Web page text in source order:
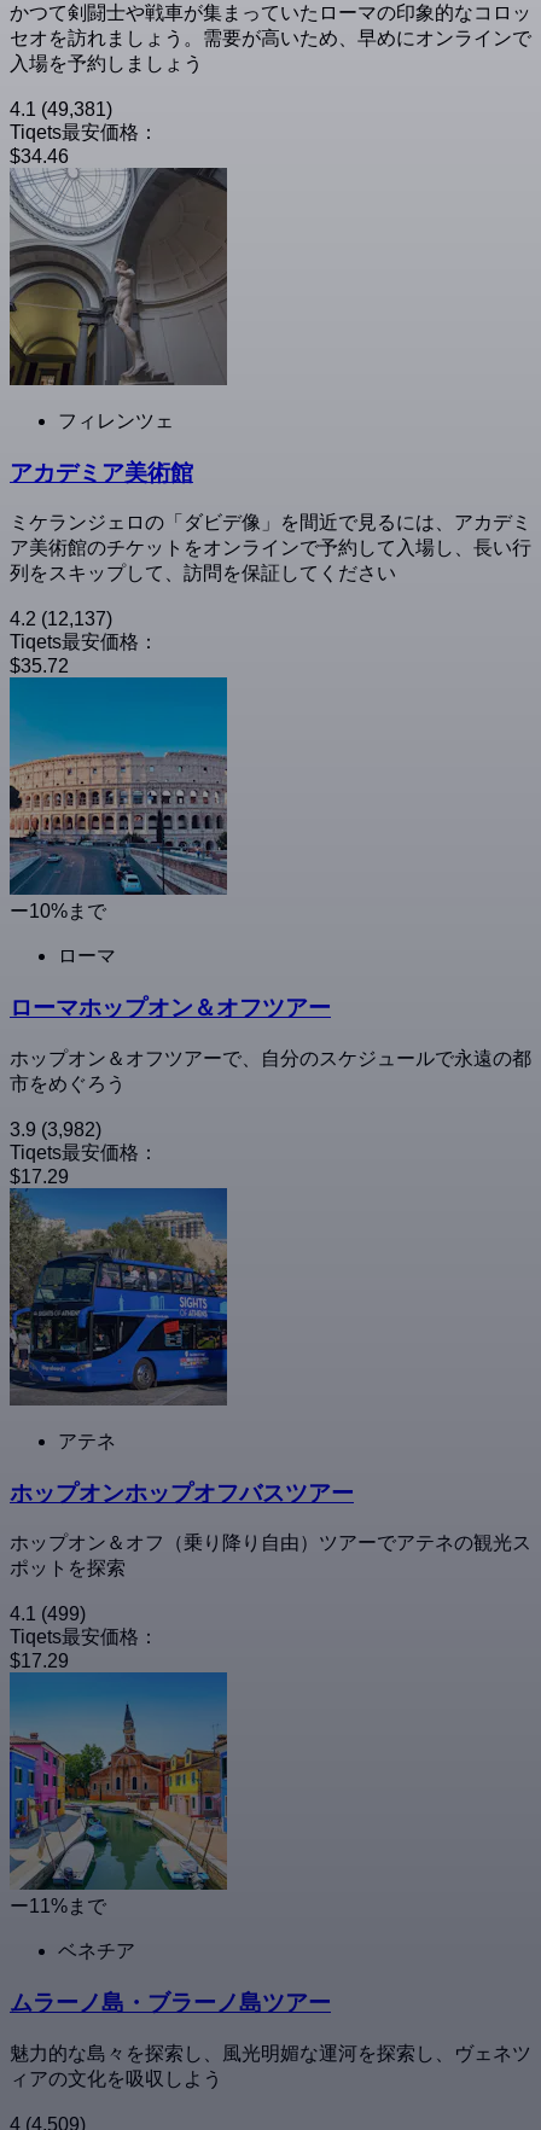
かつて剣闘士や戦車が集まっていたローマの印象的なコロッ
セオを訪れましょう。需要が高いため、早めにオンラインで
入場を予約しましょう
4.1 (49,381)
Tiqets最安価格：
$34.46
フィレンツェ
アカデミア美術館
ミケランジェロの「ダビデ像」を間近で見るには、アカデミ
ア美術館のチケットをオンラインで予約して入場し、長い行
列をスキップして、訪問を保証してください
4.2 (12,137)
Tiqets最安価格：
$35.72
ー10%まで
ローマ
ローマホップオン＆オフツアー
ホップオン＆オフツアーで、自分のスケジュールで永遠の都
市をめぐろう
3.9 (3,982)
Tiqets最安価格：
$17.29
アテネ
ホップオンホップオフバスツアー
ホップオン＆オフ（乗り降り自由）ツアーでアテネの観光ス
ポットを探索
4.1 (499)
Tiqets最安価格：
$17.29
ー11%まで
ベネチア
ムラーノ島・ブラーノ島ツアー
魅力的な島々を探索し、風光明媚な運河を探索し、ヴェネツ
ィアの文化を吸収しよう
4 (4,509)